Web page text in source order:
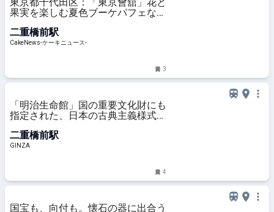
果実を楽しむ夏色ブーケパフェなど
次販売
二重橋前駅
CakeNews-ケーキニュース-
3
「明治生命館」国の重要文化財にも
指定された、日本の古典主義様式の
二重橋前駅
GINZA
4
国宝も、向付も。懐石の器に出合う